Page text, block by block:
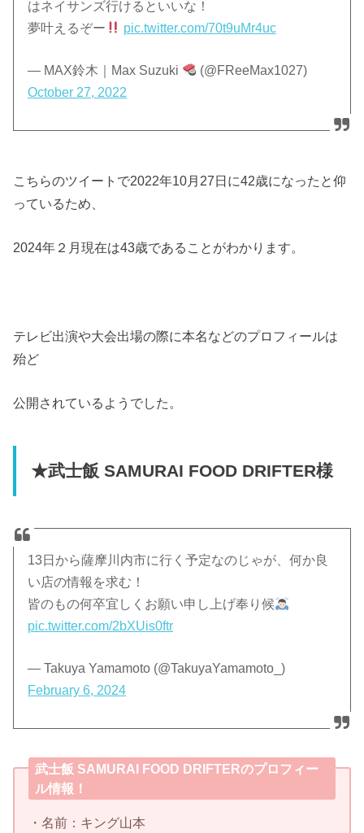
はネイサンズ行けるといいな！
夢叶えるぞー
pic.twitter.com/70t9uMr4uc
— MAX鈴木｜Max Suzuki
(@FReeMax1027)
October 27, 2022
こちらのツイートで2022年10月27日に42歳になったと仰
っているため、
2024年２月現在は43歳であることがわかります。
テレビ出演や大会出場の際に本名などのプロフィールは
殆ど
公開されているようでした。
★武士飯 SAMURAI FOOD DRIFTER様
13日から薩摩川内市に行く予定なのじゃが、何か良
い店の情報を求む！
皆のもの何卒宜しくお願い申し上げ奉り候
pic.twitter.com/2bXUis0ftr
— Takuya Yamamoto (@TakuyaYamamoto_)
February 6, 2024
武士飯 SAMURAI FOOD DRIFTERのプロフィー
ル情報！
・名前：キング山本